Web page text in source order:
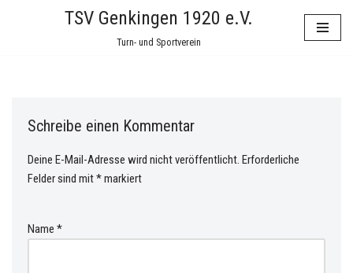
TSV Genkingen 1920 e.V.
Turn- und Sportverein
Schreibe einen Kommentar
Deine E-Mail-Adresse wird nicht veröffentlicht. Erforderliche
Felder sind mit*markiert
Name *